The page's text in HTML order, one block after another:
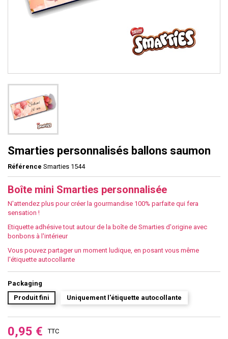
Smarties personnalisés ballons saumon
Référence Smarties 1544
Boîte mini Smarties personnalisée
N'attendez plus pour créer la gourmandise 100% parfaite qui fera
sensation !
Etiquette adhésive tout autour de la boîte de Smarties d'origine avec
bonbons à l'intérieur
Vous pouvez partager un moment ludique, en posant vous même
l'étiquette autocollante
Packaging
Produit fini
Uniquement l'étiquette autocollante
0,95 €
TTC